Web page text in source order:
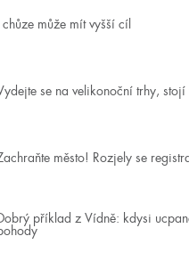
chůze může mít vyšší cíl
se na velikonoční trhy,
město! Rozjely se
příklad z Vídně: kdysi